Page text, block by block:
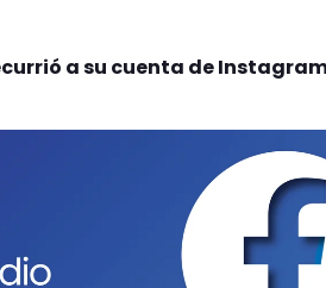
a su cuenta de